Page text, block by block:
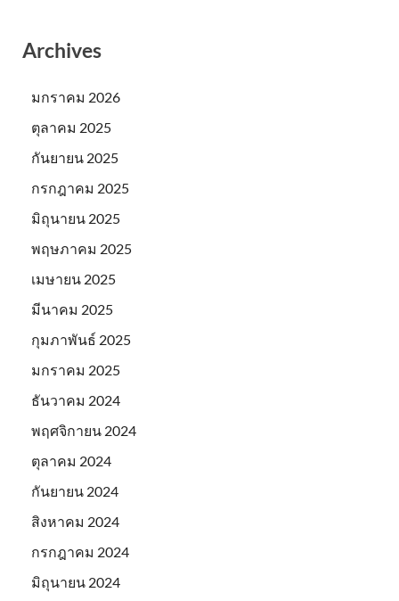
Archives
มกราคม 2026
ตุลาคม 2025
กันยายน 2025
กรกฎาคม 2025
มิถุนายน 2025
พฤษภาคม 2025
เมษายน 2025
มีนาคม 2025
กุมภาพันธ์ 2025
มกราคม 2025
ธันวาคม 2024
พฤศจิกายน 2024
ตุลาคม 2024
กันยายน 2024
สิงหาคม 2024
กรกฎาคม 2024
มิถุนายน 2024